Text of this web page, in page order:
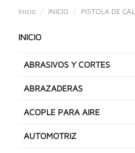
Inicio INICIO PISTOLA DE
INICIO
ABRASIVOS Y CORTES
ABRAZADERAS
ACOPLE PARA AIRE
AUTOMOTRIZ